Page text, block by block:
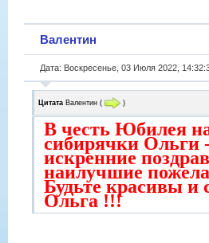
Валентин
Дата: Воскресенье, 03 Июля 2022,
Цитата Валентин ( )
В честь Юбилея
сибирячки Ольги
искренние
наилучшие
Будьте красивы и
Ольга !!!